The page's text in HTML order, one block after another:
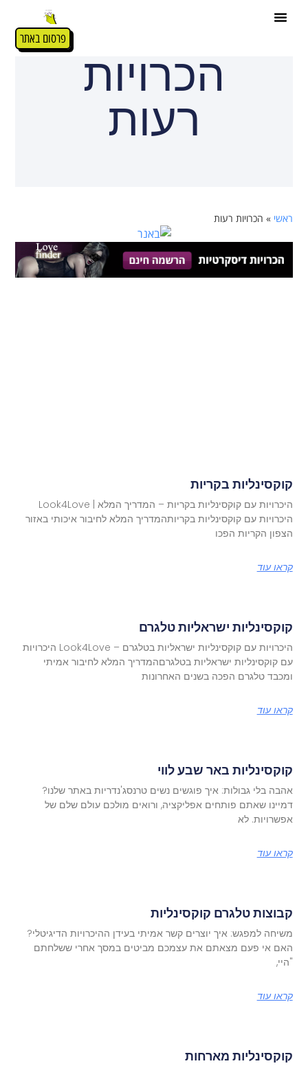
פרסום באתר
הכרויות
רעות
ראשי » הכרויות רעות
קוקסינליות בקריות
היכרויות עם קוקסינליות בקריות – המדריך המלא | Look4Love
היכרויות עם קוקסינליות בקריותהמדריך המלא לחיבור איכותי באזור
הצפון הקריות הפכו
קראו עוד
קוקסינליות ישראליות טלגרם
היכרויות עם קוקסינליות ישראליות בטלגרם – Look4Love היכרויות
עם קוקסינליות ישראליות בטלגרםהמדריך המלא לחיבור אמיתי
ומכבד טלגרם הפכה בשנים האחרונות
קראו עוד
קוקסינליות באר שבע לווי
אהבה בלי גבולות: איך פוגשים נשים טרנסג'נדריות באתר שלנו?
דמיינו שאתם פותחים אפליקציה, ורואים מולכם עולם שלם של
אפשרויות. לא
קראו עוד
קבוצות טלגרם קוקסינליות
משיחה למפגש: איך יוצרים קשר אמיתי בעידן ההיכרויות הדיגיטלי?
האם אי פעם מצאתם את עצמכם מביטים במסך אחרי ששלחתם
"היי,
קראו עוד
קוקסינליות מארחות